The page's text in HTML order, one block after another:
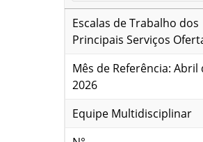
Escalas de Trabalho dos
Principais Serviços
Mês de Referência: Abril
2026
Equipe Multidisciplinar